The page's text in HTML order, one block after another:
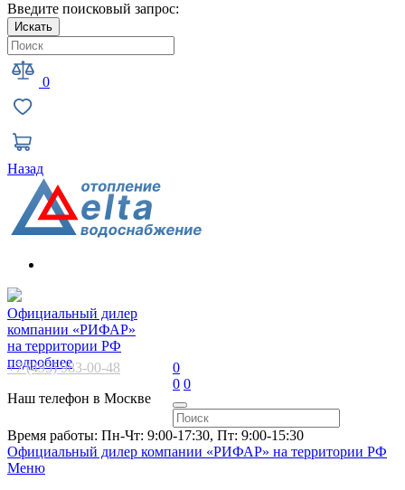
Введите поисковый запрос:
Искать
0
Назад
Официальный дилер
компании «РИФАР»
на территории РФ
подробнее
+7 (495) 983-00-48
Наш телефон в Москве
0
0 0
Время работы: Пн-Чт: 9:00-17:30, Пт: 9:00-15:30
Официальный дилер компании «РИФАР» на территории РФ
Меню